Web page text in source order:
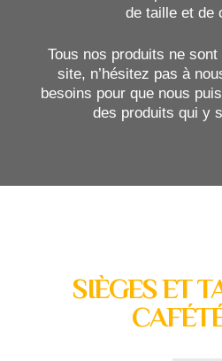
de taille et de
Tous nos produits ne
site, n’hésitez pas à
besoins pour que nous
des produits qui y
SIÈGES ET